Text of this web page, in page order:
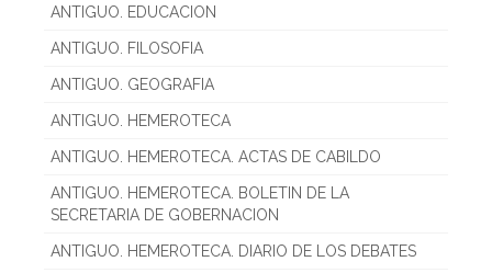
ANTIGUO. EDUCACION
ANTIGUO. FILOSOFIA
ANTIGUO. GEOGRAFIA
ANTIGUO. HEMEROTECA
ANTIGUO. HEMEROTECA. ACTAS DE CABILDO
ANTIGUO. HEMEROTECA. BOLETIN DE LA
SECRETARIA DE GOBERNACION
ANTIGUO. HEMEROTECA. DIARIO DE LOS DEBATES